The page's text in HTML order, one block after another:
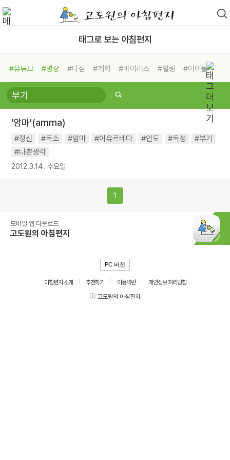
태그로 보는 아침편지
#유튜브 #명상 #다짐 #계획 #바이러스 #힐링
#아이들
#비전캠프
#독서캠프 #삶
#희망
#나눔 #친구 #링컨학교
#독서
#건강 #면역력
'암마'(amma)
#정신 #독소 #암마 #아유르베다 #인도 #독성
#부기
#나쁜생각
2012.3.14. 수요일
1
모바일 앱 다운로드
고도원의 아침편지
PC 버전
아침편지 소개 추천하기 이용약관
개인정보 처리방침
ⓒ 고도원의 아침편지